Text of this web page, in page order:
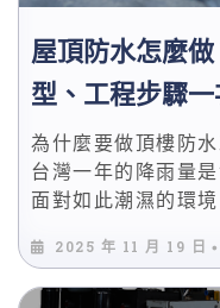
屋頂防水怎麼
型、工程步驟
為什麼要做頂樓防
台灣一年的降雨量
面對如此潮濕的環
必會開始漏水、長
養護成本增加，也
2025 年 11 月 19 日 •